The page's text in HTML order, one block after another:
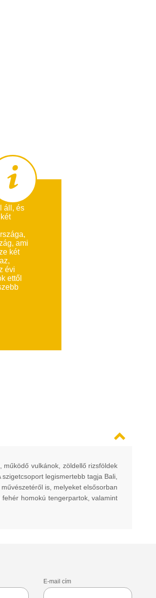
áll, és
ami
két
évi
ettől
vulkánok, zöldellő rizsföldek
legismertebb tagja Bali,
is, melyeket elsősorban
homokú tengerpartok, valamint
E-mail cím